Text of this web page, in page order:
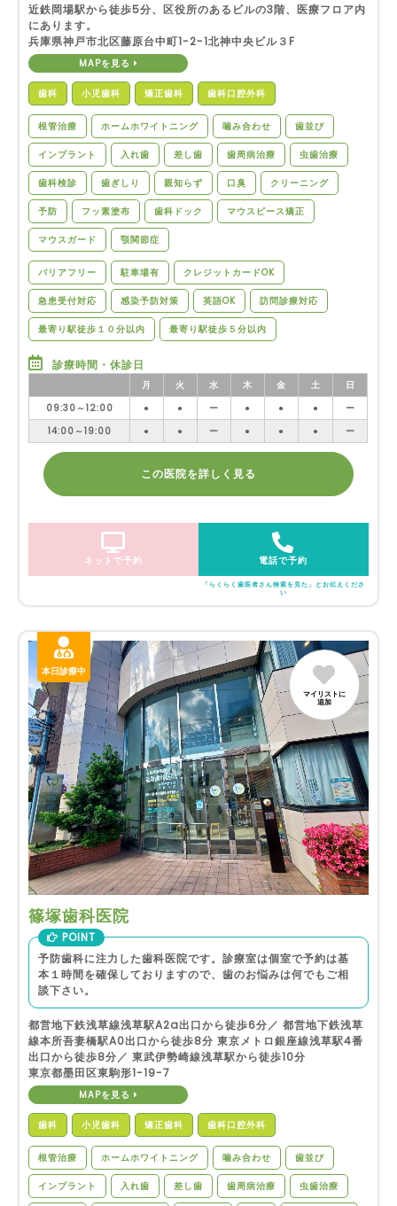
近鉄岡場駅から徒歩5分、区役所のあるビルの3階、医療フロア内
にあります。
兵庫県神戸市北区藤原台中町1-2-1北神中央ビル３F
MAPを見る
歯科 小児歯科 矯正歯科 歯科口腔外科
根管治療 ホームホワイトニング 噛み合わせ 歯並び
インプラント 入れ歯 差し歯 歯周病治療 虫歯治療
歯科検診 歯ぎしり 親知らず 口臭 クリーニング
予防 フッ素塗布 歯科ドック マウスピース矯正
マウスガード 顎関節症
バリアフリー 駐車場有 クレジットカードOK
急患受付対応 感染予防対策 英語OK 訪問診療対応
最寄り駅徒歩１０分以内 最寄り駅徒歩５分以内
診療時間・休診日
月 火 水 木 金 土
日
09:30～12:00
● ● ー ● ● ●
ー
14:00～19:00
● ● ー ● ● ● ー
この医院を詳しく見る
ネットで予約 電話で予約
「らくらく歯医者さん検索を見た」とお伝えくださ
い
本日診療中
篠塚歯科医院
マイリストに
追加
POINT
予防歯科に注力した歯科医院です。診療室は個室で予約は基
本１時間を確保しておりますので、歯のお悩みは何でもご相
談下さい。
都営地下鉄浅草線浅草駅A2a出口から徒歩6分／ 都営地下鉄浅草
線本所吾妻橋駅A0出口から徒歩8分 東京メトロ銀座線浅草駅4番
出口から徒歩8分／ 東武伊勢崎線浅草駅から徒歩10分
東京都墨田区東駒形1-19-7
MAPを見る
歯科 小児歯科 矯正歯科 歯科口腔外科
根管治療 ホームホワイトニング 噛み合わせ 歯並び
インプラント 入れ歯 差し歯 歯周病治療 虫歯治療